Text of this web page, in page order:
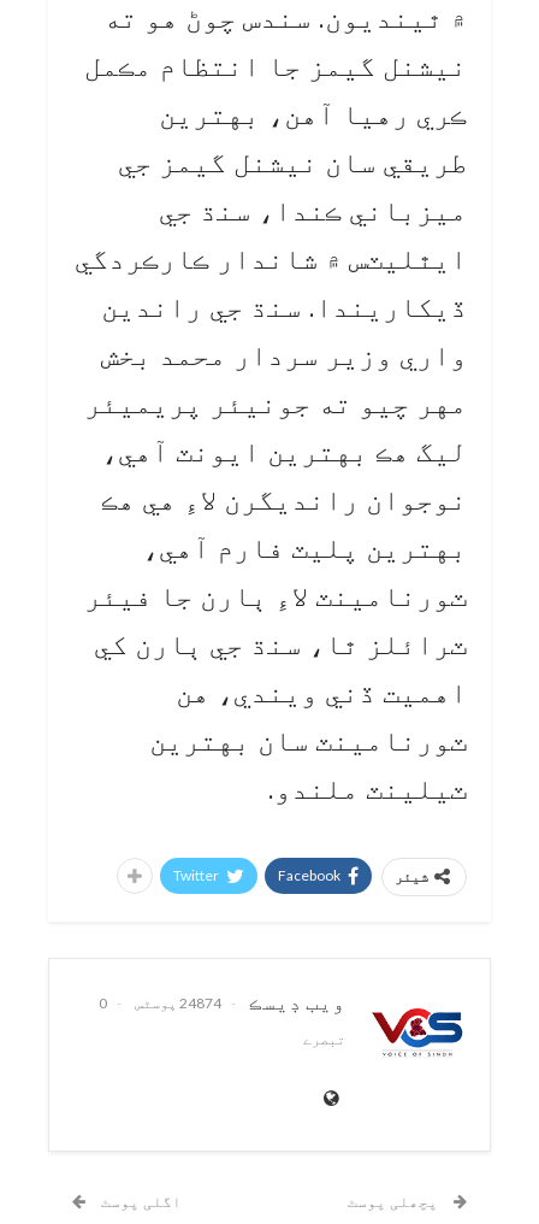
۾ ٿينديون. سندس چوڻ هو ته
نيشنل گيمز جا انتظام مڪمل
ڪري رهيا آهن، بهترين
طريقي سان نيشنل گيمز جي
ميزباني ڪندا، سنڌ جي
ايٿليٽس ۾ شاندار ڪارڪردگي
ڏيکاريندا. سنڌ جي راندين
واري وزير سردار محمد بخش
مهر چيو ته جونيئر پريميئر
ليگ هڪ بهترين ايونٽ آهي،
نوجوان رانديگرن لاءِ هي هڪ
بهترين پليٽ فارم آهي،
ٽورنامينٽ لاءِ ٻارن جا فيئر
ٽرائلز ٿا، سنڌ جي ٻارن کي
اهميت ڏني ويندي، هن
ٽورنامينٽ سان بهترين
ٽيلينٽ ملندو.
شیئر Facebook
Twitter
ويب ڊيسڪ 24874 پوسٹس
0
تبصرے
پچھلی پوسٹ اگلی پوسٹ